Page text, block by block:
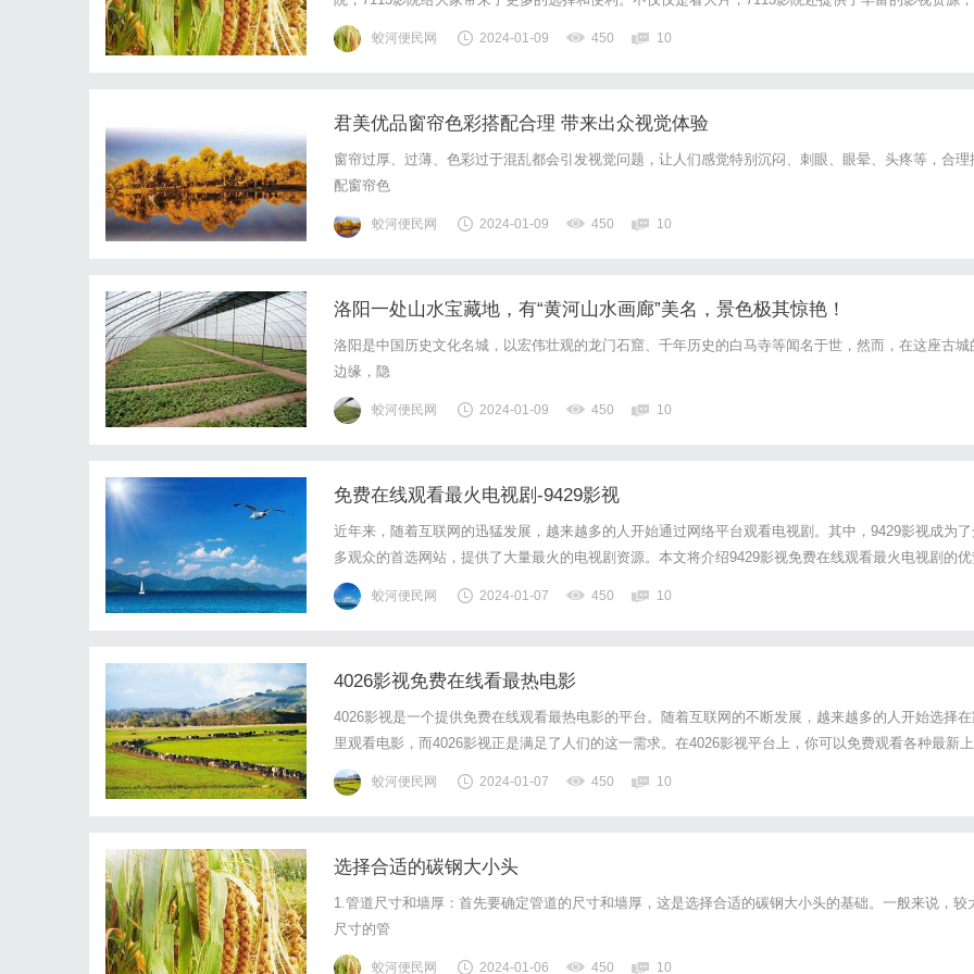
让人们在闲暇时光找到了心灵的归属。7113影院的免费观影政策让很多人感到惊喜。不少人都对此产生
疑问，7113影院是如何实现免费观影的呢？其实，7113影院通过广告和...
蛟河便民网 2024-01-09 450 10
君美优品窗帘色彩搭配合理 带来出众视觉体验
窗帘过厚、过薄、色彩过于混乱都会引发视觉问题，让人们感觉特别沉闷、刺眼、眼晕、头疼等，合理
配窗帘色
蛟河便民网 2024-01-09 450 10
洛阳一处山水宝藏地，有“黄河山水画廊”美名，景色极其惊艳！
洛阳是中国历史文化名城，以宏伟壮观的龙门石窟、千年历史的白马寺等闻名于世，然而，在这座古城
边缘，隐
蛟河便民网 2024-01-09 450 10
免费在线观看最火电视剧-9429影视
近年来，随着互联网的迅猛发展，越来越多的人开始通过网络平台观看电视剧。其中，9429影视成为了
多观众的首选网站，提供了大量最火的电视剧资源。本文将介绍9429影视免费在线观看最火电视剧的
和魅力。首先，9429影视拥有丰富的电视剧资源。无论是热播剧、经典剧还是近期上线的新剧，都能在
9429影视找到。观众可以根据自己的喜好选择想要观看的电视剧，无需付费就能...
蛟河便民网 2024-01-07 450 10
4026影视免费在线看最热电影
4026影视是一个提供免费在线观看最热电影的平台。随着互联网的不断发展，越来越多的人开始选择在
里观看电影，而4026影视正是满足了人们的这一需求。在4026影视平台上，你可以免费观看各种最新上
映的热门电影，无需付费或注册，只需打开网站即可畅享电影盛宴。4026影视提供了一个简洁而直观的
面，让你能够轻松找到自己喜欢的电影。无论是动作片、爱情片、剧情片还是科...
蛟河便民网 2024-01-07 450 10
选择合适的碳钢大小头
1.管道尺寸和墙厚：首先要确定管道的尺寸和墙厚，这是选择合适的碳钢大小头的基础。一般来说，较
尺寸的管
蛟河便民网 2024-01-06 450 10